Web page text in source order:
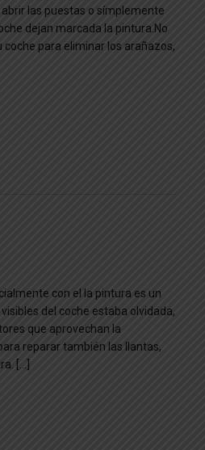
las puestas o símplemente
dejan marcada la pintura.No
para eliminar los arañazos,
con el la pintura es un
del coche estaba olvidada,
que aprovechan la
reparar también las llantas,
[…]